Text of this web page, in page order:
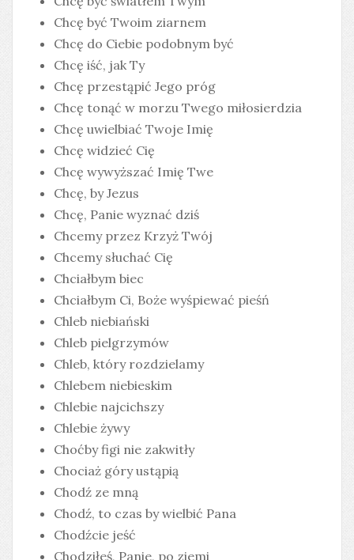
Chcę być Twoim ziarnem
Chcę do Ciebie podobnym być
Chcę iść, jak Ty
Chcę przestąpić Jego próg
Chcę tonąć w morzu Twego miłosierdzia
Chcę uwielbiać Twoje Imię
Chcę widzieć Cię
Chcę wywyższać Imię Twe
Chcę, by Jezus
Chcę, Panie wyznać dziś
Chcemy przez Krzyż Twój
Chcemy słuchać Cię
Chciałbym biec
Chciałbym Ci, Boże wyśpiewać pieśń
Chleb niebiański
Chleb pielgrzymów
Chleb, który rozdzielamy
Chlebem niebieskim
Chlebie najcichszy
Chlebie żywy
Choćby figi nie zakwitły
Chociaż góry ustąpią
Chodź ze mną
Chodź, to czas by wielbić Pana
Chodźcie jeść
Chodziłeś, Panie, po ziemi